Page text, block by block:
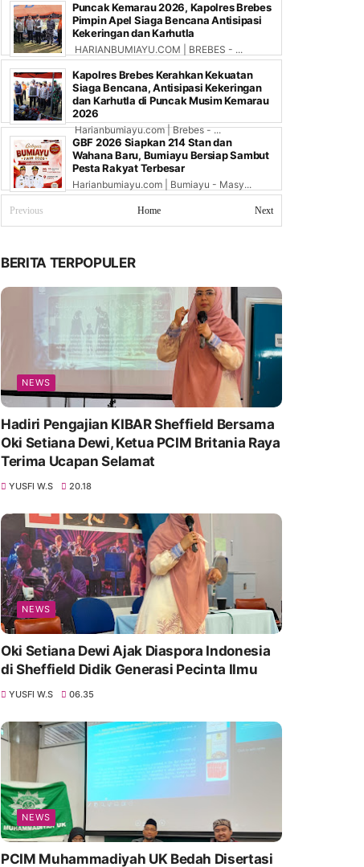
Puncak Kemarau 2026, Kapolres Brebes
Pimpin Apel Siaga Bencana Antisipasi
Kekeringan dan Karhutla
HARIANBUMIAYU.COM | BREBES - ...
Kapolres Brebes Kerahkan Kekuatan
Siaga Bencana, Antisipasi Kekeringan
dan Karhutla di Puncak Musim Kemarau
2026
Harianbumiayu.com | Brebes - ...
GBF 2026 Siapkan 214 Stan dan
Wahana Baru, Bumiayu Bersiap Sambut
Pesta Rakyat Terbesar
Harianbumiayu.com | Bumiayu - Masy...
Previous Next
Home
BERITA TERPOPULER
NEWS
Hadiri Pengajian KIBAR Sheffield Bersama
Oki Setiana Dewi, Ketua PCIM Britania Raya
Terima Ucapan Selamat
YUSFI W.S 20.18
NEWS
Oki Setiana Dewi Ajak Diaspora Indonesia
di Sheffield Didik Generasi Pecinta Ilmu
YUSFI W.S 06.35
NEWS
PCIM Muhammadiyah UK Bedah Disertasi